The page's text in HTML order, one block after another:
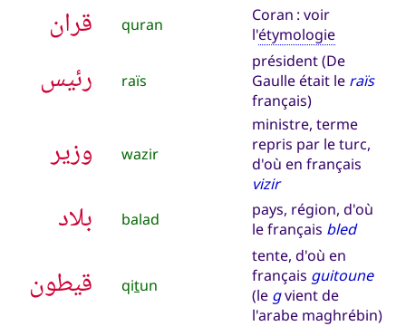
قران quran
Coran : voir
l'étymologie
رئيس raïs
président (De
Gaulle était le raïs
français)
وزير wazir
ministre, terme
repris par le turc,
d'où en français
vizir
بلاد balad
pays, région, d'où
le français bled
قيطون qitun
tente, d'où en
français guitoune
(le gvient de
l'arabe maghrébin)